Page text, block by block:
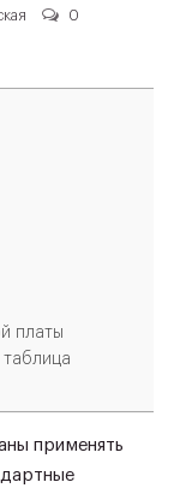
0
платы
таблица
применять